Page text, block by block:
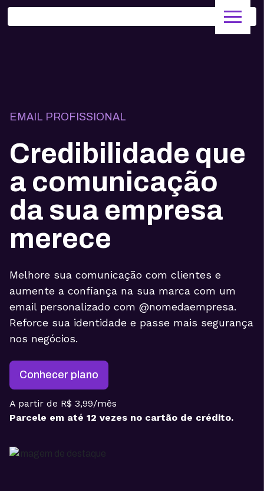
EMAIL PROFISSIONAL
Credibilidade que
a comunicação
da sua empresa
merece
Melhore sua comunicação com clientes e
aumente a confiança na sua marca com um
email personalizado com @nomedaempresa.
Reforce sua identidade e passe mais segurança
nos negócios.
Conhecer plano
A partir de R$ 3,99/mês
Parcele em até 12 vezes no cartão de crédito.